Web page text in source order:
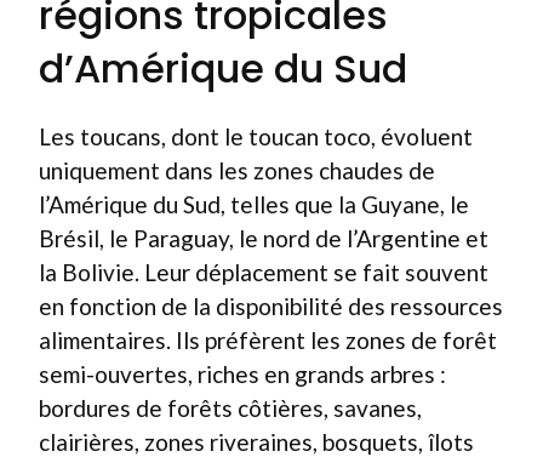
régions tropicales
d’Amérique du Sud
Les toucans, dont le toucan toco, évoluent
uniquement dans les zones chaudes de
l’Amérique du Sud, telles que la Guyane, le
Brésil, le Paraguay, le nord de l’Argentine et
la Bolivie. Leur déplacement se fait souvent
en fonction de la disponibilité des ressources
alimentaires. Ils préfèrent les zones de forêt
semi-ouvertes, riches en grands arbres :
bordures de forêts côtières, savanes,
clairières, zones riveraines, bosquets, îlots